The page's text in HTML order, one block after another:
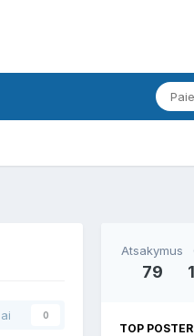
0
Atsakymus
79
TOP